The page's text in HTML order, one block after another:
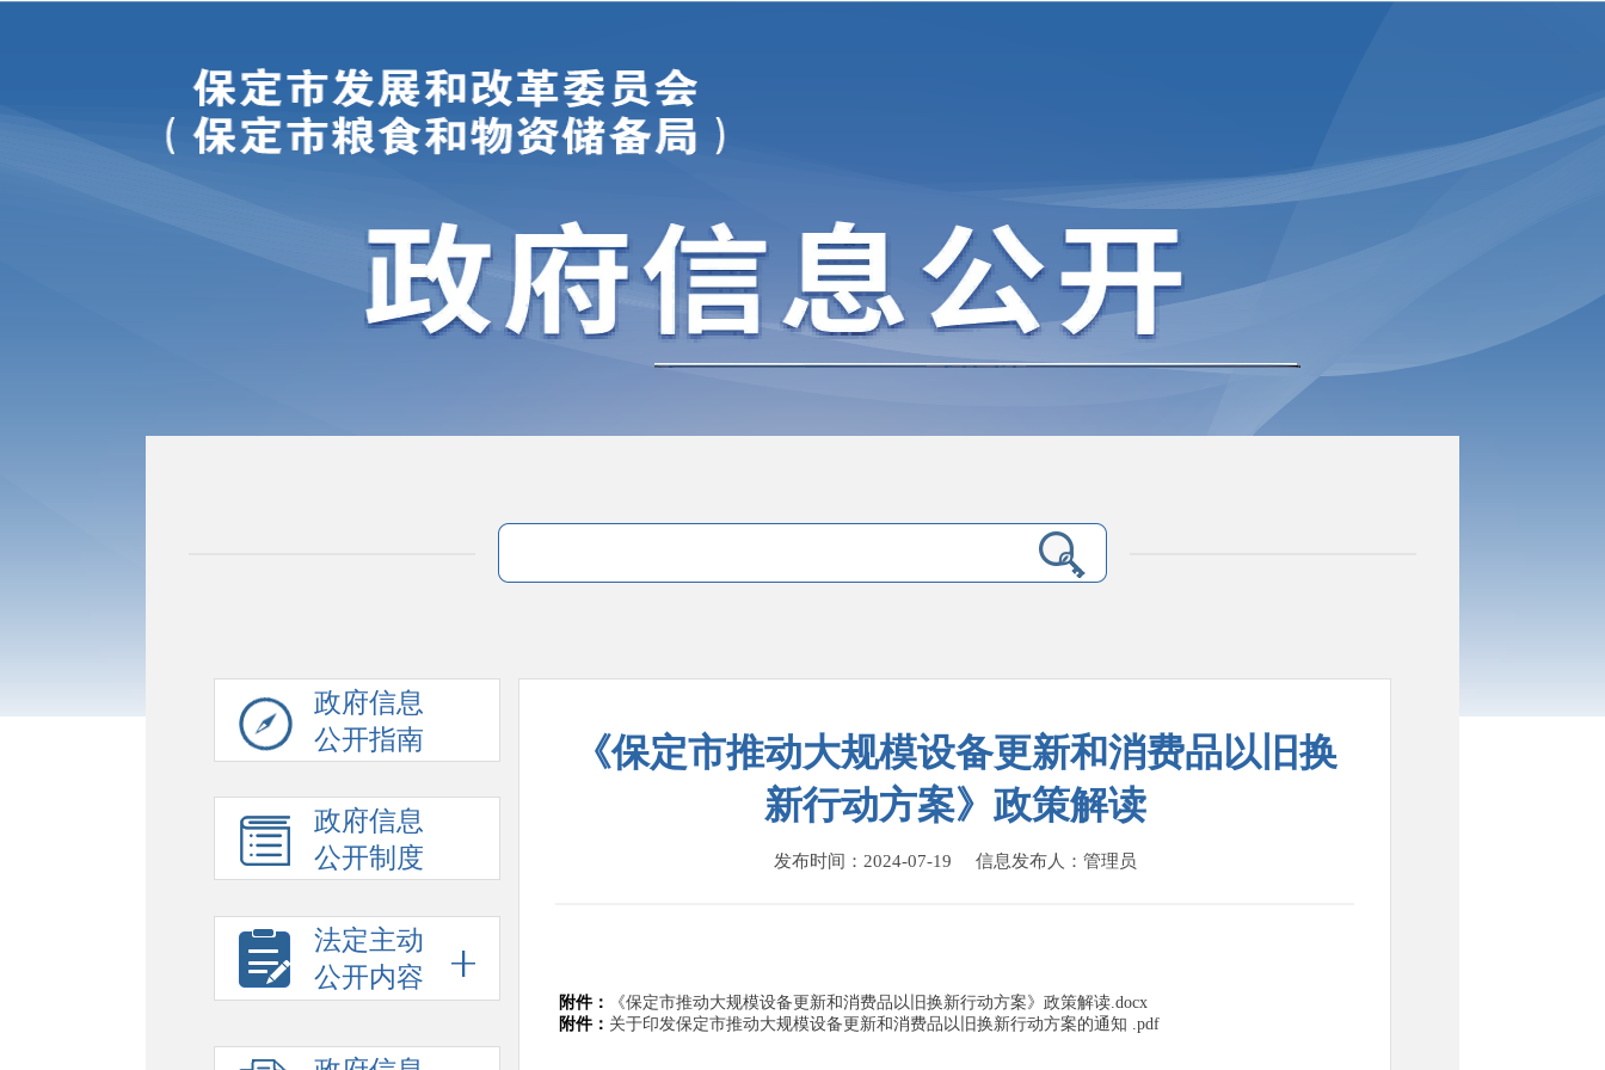
政府信息
公开指南
政府信息
公开制度
法定主动
公开内容
《保定市推动大规模设备更新和消费品以旧换
新行动方案》政策解读
发布时间：2024-07-19 信息发布人：管理员
附件：
《保定市推动大规模设备更新和消费品以旧换新行动方案》政策解读.docx
附件： 关于印发保定市推动大规模设备更新和消费品以旧换新行动方案的通知 .pdf